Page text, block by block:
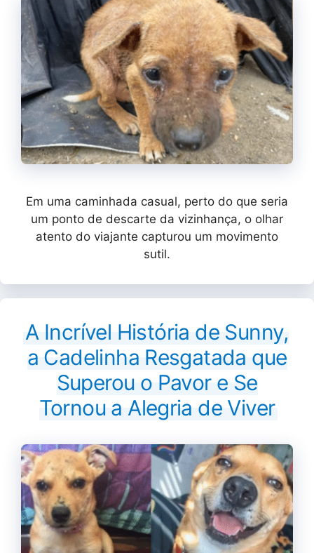
Em uma caminhada casual, perto do que seria
um ponto de descarte da vizinhança, o olhar
atento do viajante capturou um movimento
sutil.
A Incrível História de Sunny,
a Cadelinha Resgatada que
Superou o Pavor e Se
Tornou a Alegria de Viver